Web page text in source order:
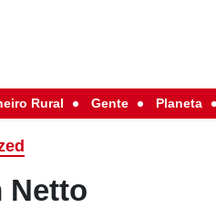
Rural Gente Planeta
Netto